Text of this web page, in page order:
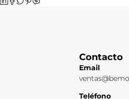
Contacto
Email
Teléfono